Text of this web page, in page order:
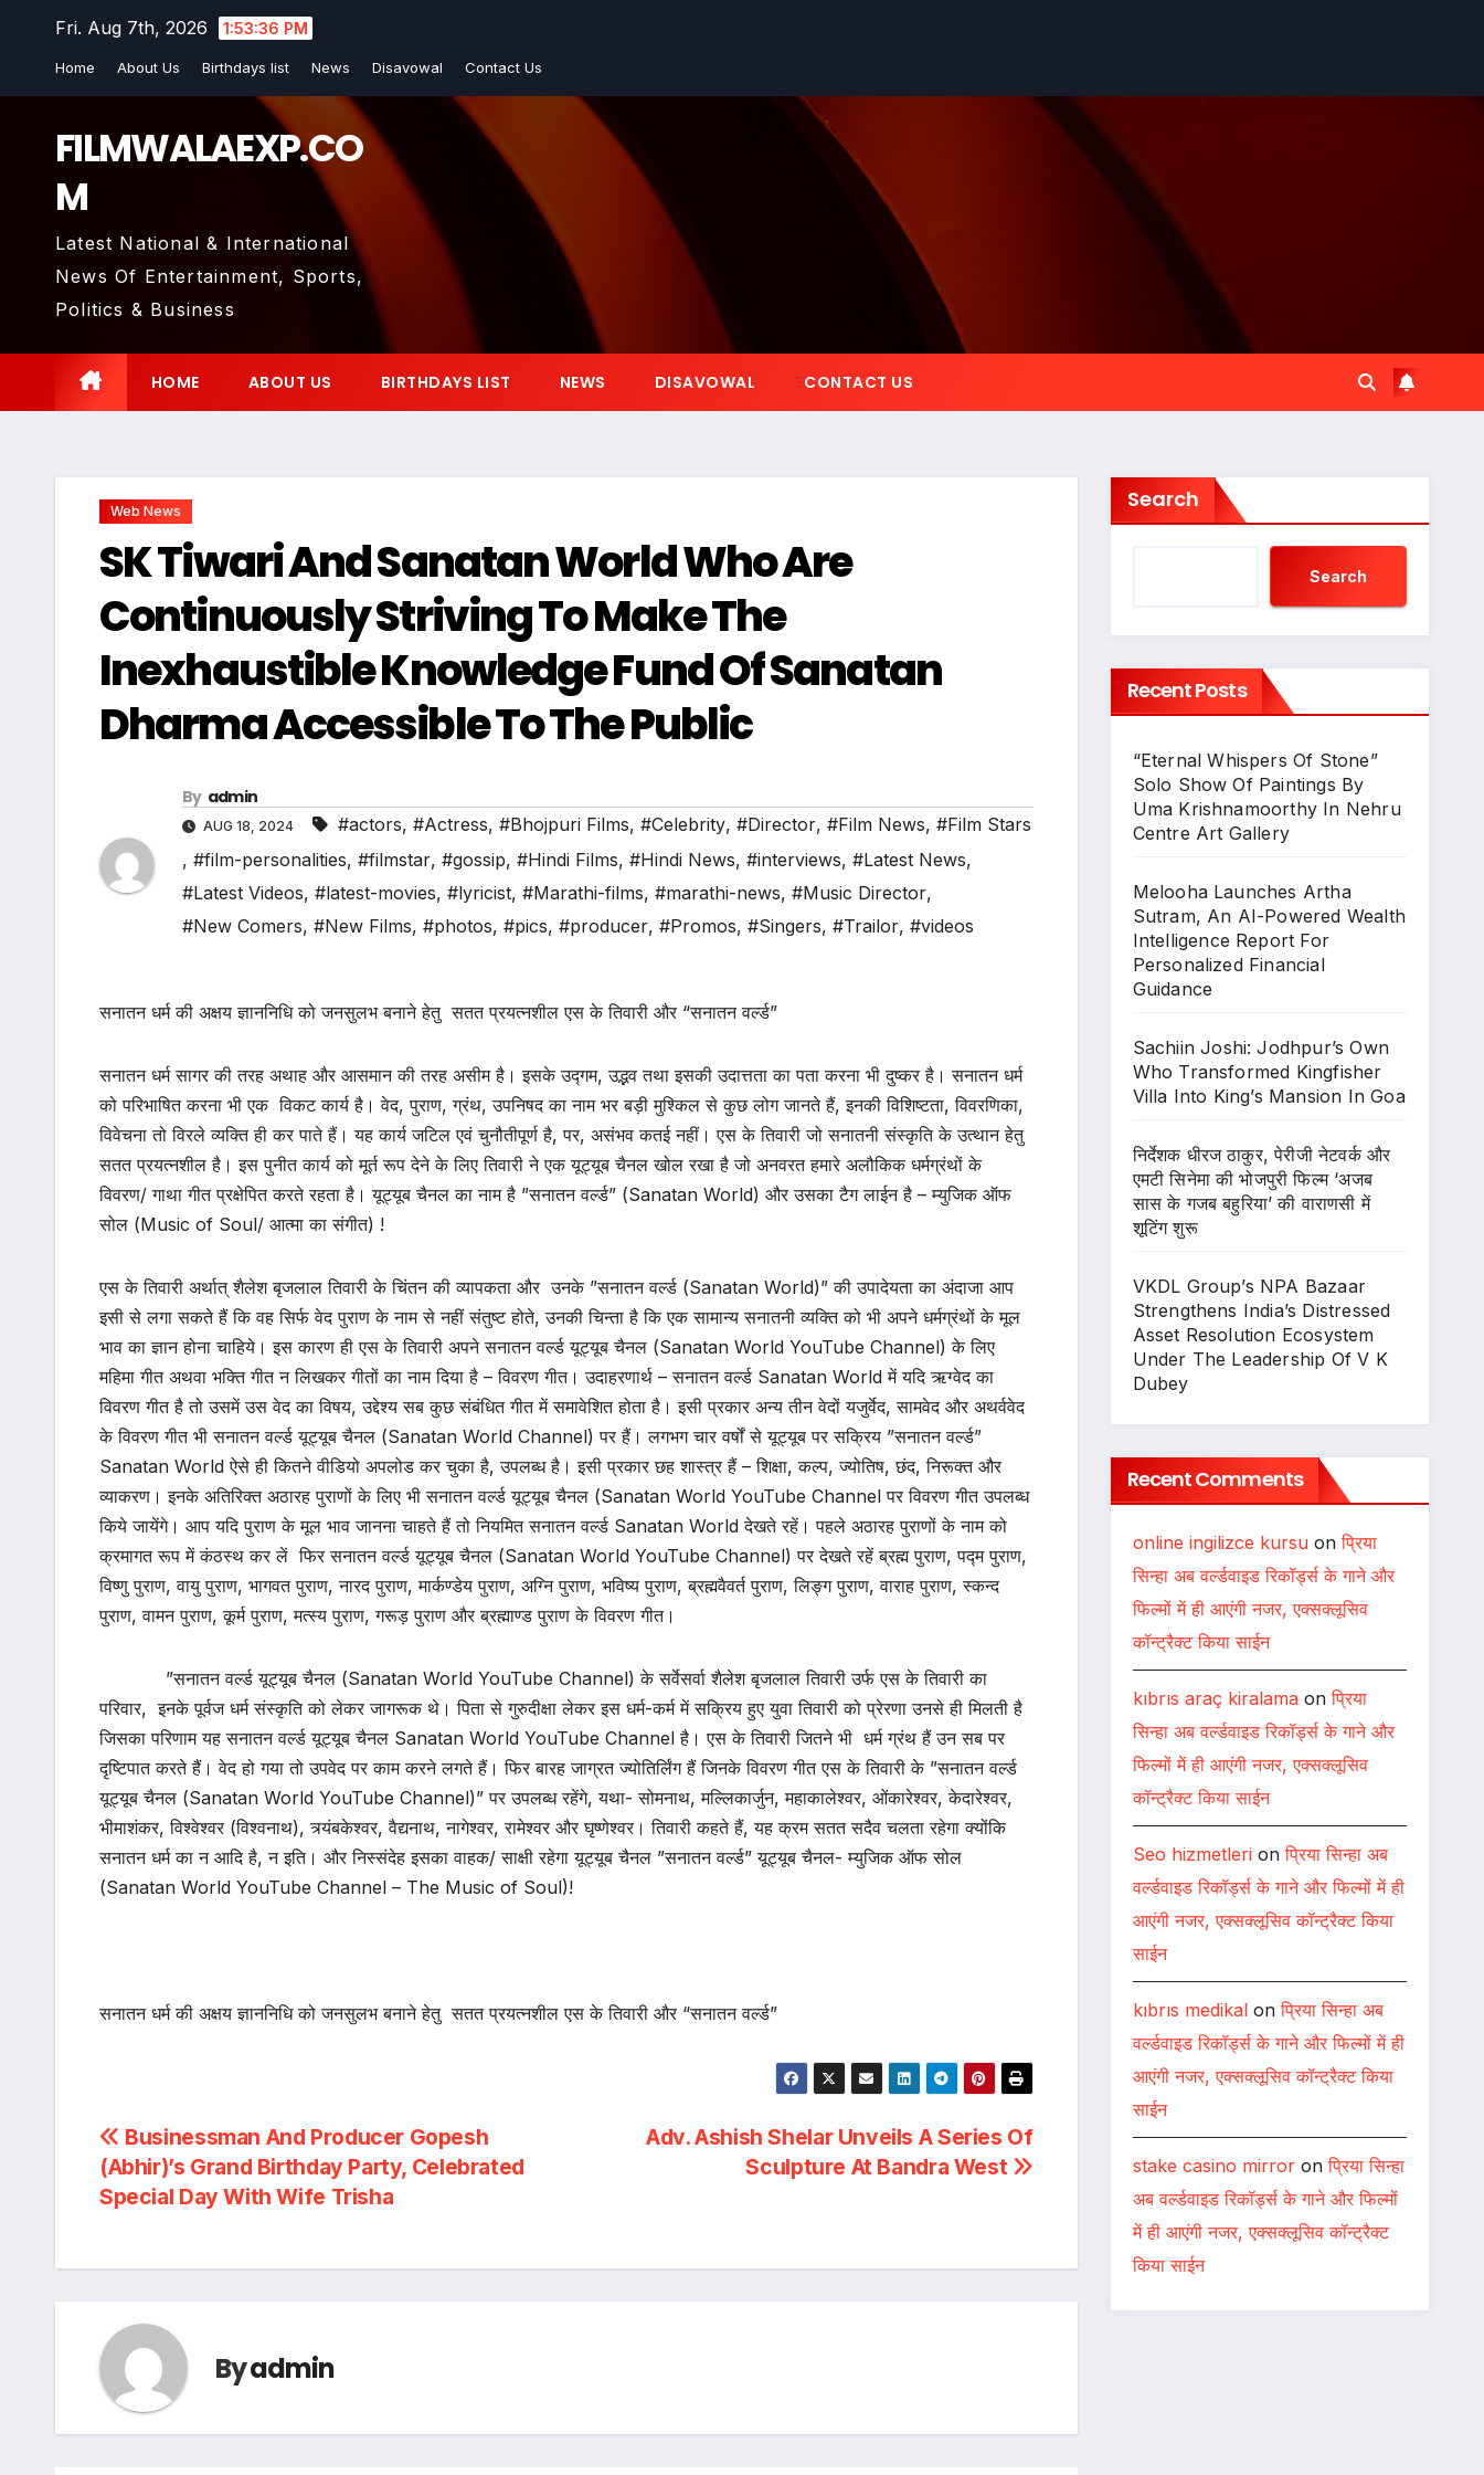
Fri. Aug 7th, 2026 1:53:37 PM
Home About Us Birthdays list News Disavowal Contact Us
FILMWALAEXP.CO
M
Latest National & International
News Of Entertainment, Sports,
Politics & Business
HOME ABOUT US BIRTHDAYS LIST NEWS DISAVOWAL CONTACT US
Web News
SK Tiwari And Sanatan World Who Are
Continuously Striving To Make The
Inexhaustible Knowledge Fund Of Sanatan
Dharma Accessible To The Public
By admin
AUG 18, 2024 #actors, #Actress, #Bhojpuri Films, #Celebrity, #Director, #Film News, #Film Stars
, #film-personalities, #filmstar, #gossip, #Hindi Films, #Hindi News, #interviews, #Latest News,
#Latest Videos, #latest-movies, #lyricist, #Marathi-films, #marathi-news, #Music Director,
#New Comers, #New Films, #photos, #pics, #producer, #Promos, #Singers, #Trailor, #videos
सनातन धर्म की अक्षय ज्ञाननिधि को जनसुलभ बनाने हेतु सतत प्रयत्नशील एस के तिवारी और “सनातन वर्ल्ड”
सनातन धर्म सागर की तरह अथाह और आसमान की तरह असीम है। इसके उद्गम, उद्भव तथा इसकी उदात्तता का पता करना भी दुष्कर है। सनातन धर्म
को परिभाषित करना भी एक विकट कार्य है। वेद, पुराण, ग्रंथ, उपनिषद का नाम भर बड़ी मुश्किल से कुछ लोग जानते हैं, इनकी विशिष्टता, विवरणिका,
विवेचना तो विरले व्यक्ति ही कर पाते हैं। यह कार्य जटिल एवं चुनौतीपूर्ण है, पर, असंभव कतई नहीं। एस के तिवारी जो सनातनी संस्कृति के उत्थान हेतु
सतत प्रयत्नशील है। इस पुनीत कार्य को मूर्त रूप देने के लिए तिवारी ने एक यूट्यूब चैनल खोल रखा है जो अनवरत हमारे अलौकिक धर्मग्रंथों के
विवरण/ गाथा गीत प्रक्षेपित करते रहता है। यूट्यूब चैनल का नाम है ”सनातन वर्ल्ड” (Sanatan World) और उसका टैग लाईन है – म्युजिक ऑफ
सोल (Music of Soul/ आत्मा का संगीत) !
एस के तिवारी अर्थात् शैलेश बृजलाल तिवारी के चिंतन की व्यापकता और उनके ”सनातन वर्ल्ड (Sanatan World)” की उपादेयता का अंदाजा आप
इसी से लगा सकते हैं कि वह सिर्फ वेद पुराण के नाम से नहीं संतुष्ट होते, उनकी चिन्ता है कि एक सामान्य सनातनी व्यक्ति को भी अपने धर्मग्रंथों के मूल
भाव का ज्ञान होना चाहिये। इस कारण ही एस के तिवारी अपने सनातन वर्ल्ड यूट्यूब चैनल (Sanatan World YouTube Channel) के लिए
महिमा गीत अथवा भक्ति गीत न लिखकर गीतों का नाम दिया है – विवरण गीत। उदाहरणार्थ – सनातन वर्ल्ड Sanatan World में यदि ऋग्वेद का
विवरण गीत है तो उसमें उस वेद का विषय, उद्देश्य सब कुछ संबंधित गीत में समावेशित होता है। इसी प्रकार अन्य तीन वेदों यजुर्वेद, सामवेद और अथर्ववेद
के विवरण गीत भी सनातन वर्ल्ड यूट्यूब चैनल (Sanatan World Channel) पर हैं। लगभग चार वर्षों से यूट्यूब पर सक्रिय ”सनातन वर्ल्ड”
Sanatan World ऐसे ही कितने वीडियो अपलोड कर चुका है, उपलब्ध है। इसी प्रकार छह शास्त्र हैं – शिक्षा, कल्प, ज्योतिष, छंद, निरूक्त और
व्याकरण। इनके अतिरिक्त अठारह पुराणों के लिए भी सनातन वर्ल्ड यूट्यूब चैनल (Sanatan World YouTube Channel पर विवरण गीत उपलब्ध
किये जायेंगे। आप यदि पुराण के मूल भाव जानना चाहते हैं तो नियमित सनातन वर्ल्ड Sanatan World देखते रहें। पहले अठारह पुराणों के नाम को
क्रमागत रूप में कंठस्थ कर लें फिर सनातन वर्ल्ड यूट्यूब चैनल (Sanatan World YouTube Channel) पर देखते रहें ब्रह्म पुराण, पद्म पुराण,
विष्णु पुराण, वायु पुराण, भागवत पुराण, नारद पुराण, मार्कण्डेय पुराण, अग्नि पुराण, भविष्य पुराण, ब्रह्मवैवर्त पुराण, लिङ्ग पुराण, वाराह पुराण, स्कन्द
पुराण, वामन पुराण, कूर्म पुराण, मत्स्य पुराण, गरूड़ पुराण और ब्रह्माण्ड पुराण के विवरण गीत।
”सनातन वर्ल्ड यूट्यूब चैनल (Sanatan World YouTube Channel) के सर्वेसर्वा शैलेश बृजलाल तिवारी उर्फ एस के तिवारी का
परिवार, इनके पूर्वज धर्म संस्कृति को लेकर जागरूक थे। पिता से गुरुदीक्षा लेकर इस धर्म-कर्म में सक्रिय हुए युवा तिवारी को प्रेरणा उनसे ही मिलती है
जिसका परिणाम यह सनातन वर्ल्ड यूट्यूब चैनल Sanatan World YouTube Channel है। एस के तिवारी जितने भी धर्म ग्रंथ हैं उन सब पर
दृष्टिपात करते हैं। वेद हो गया तो उपवेद पर काम करने लगते हैं। फिर बारह जाग्रत ज्योतिर्लिंग हैं जिनके विवरण गीत एस के तिवारी के ”सनातन वर्ल्ड
यूट्यूब चैनल (Sanatan World YouTube Channel)” पर उपलब्ध रहेंगे, यथा- सोमनाथ, मल्लिकार्जुन, महाकालेश्वर, ओंकारेश्वर, केदारेश्वर,
भीमाशंकर, विश्वेश्वर (विश्वनाथ), त्र्यंबकेश्वर, वैद्यनाथ, नागेश्वर, रामेश्वर और घृष्णेश्वर। तिवारी कहते हैं, यह क्रम सतत सदैव चलता रहेगा क्योंकि
सनातन धर्म का न आदि है, न इति। और निस्संदेह इसका वाहक/ साक्षी रहेगा यूट्यूब चैनल ”सनातन वर्ल्ड” यूट्यूब चैनल- म्युजिक ऑफ सोल
(Sanatan World YouTube Channel – The Music of Soul)!
सनातन धर्म की अक्षय ज्ञाननिधि को जनसुलभ बनाने हेतु सतत प्रयत्नशील एस के तिवारी और “सनातन वर्ल्ड”
Post
navigation
Adv. Ashish Shelar Unveils A Series Of
Sculpture At Bandra West
Businessman And Producer Gopesh
(Abhir)’s Grand Birthday Party, Celebrated
Special Day With Wife Trisha
Byadmin
Search
Search
Recent Posts
“Eternal Whispers Of Stone”
Solo Show Of Paintings By
Uma Krishnamoorthy In Nehru
Centre Art Gallery
Melooha Launches Artha
Sutram, An AI-Powered Wealth
Intelligence Report For
Personalized Financial
Guidance
Sachiin Joshi: Jodhpur’s Own
Who Transformed Kingfisher
Villa Into King’s Mansion In Goa
निर्देशक धीरज ठाकुर, पेरीजी नेटवर्क और
एमटी सिनेमा की भोजपुरी फिल्म ‘अजब
सास के गजब बहुरिया’ की वाराणसी में
शूटिंग शुरू
VKDL Group’s NPA Bazaar
Strengthens India’s Distressed
Asset Resolution Ecosystem
Under The Leadership Of V K
Dubey
Recent Comments
online ingilizce kursuonप्रिया
सिन्हा अब वर्ल्डवाइड रिकॉर्ड्स के गाने और
फिल्मों में ही आएंगी नजर, एक्सक्लूसिव
कॉन्ट्रैक्ट किया साईन
kıbrıs araç kiralamaonप्रिया
सिन्हा अब वर्ल्डवाइड रिकॉर्ड्स के गाने और
फिल्मों में ही आएंगी नजर, एक्सक्लूसिव
कॉन्ट्रैक्ट किया साईन
Seo hizmetlerionप्रिया सिन्हा अब
वर्ल्डवाइड रिकॉर्ड्स के गाने और फिल्मों में ही
आएंगी नजर, एक्सक्लूसिव कॉन्ट्रैक्ट किया
साईन
kıbrıs medikalonप्रिया सिन्हा अब
वर्ल्डवाइड रिकॉर्ड्स के गाने और फिल्मों में ही
आएंगी नजर, एक्सक्लूसिव कॉन्ट्रैक्ट किया
साईन
stake casino mirroronप्रिया सिन्हा
अब वर्ल्डवाइड रिकॉर्ड्स के गाने और फिल्मों
में ही आएंगी नजर, एक्सक्लूसिव कॉन्ट्रैक्ट
किया साईन